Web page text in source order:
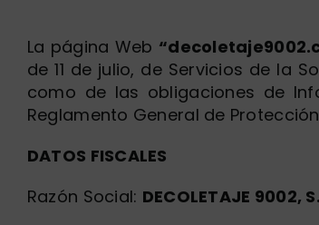
La página Web
de 11 de julio, de Servicios de la
como de las obligaciones de
Reglamento General de
DATOS FISCALES
Razón Social: DECOLETAJE 9002,